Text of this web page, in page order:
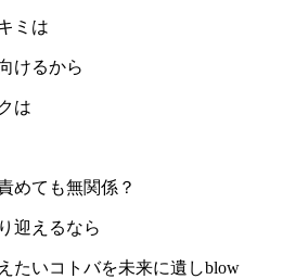
ミは
けるから
は
めても無関係？
迎えるなら
たいコトバを未来に遺しblow